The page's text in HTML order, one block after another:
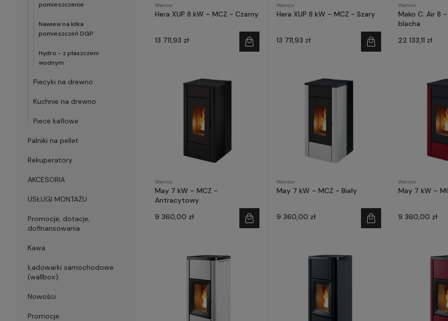
pomieszczenie
Nawiew na kilka
pomieszczeń DGP
Hydro - z płaszczem
wodnym
Piecyki na drewno
Kuchnie na drewno
Piece kaflowe
Palniki na pellet
Rekuperatory
AKCESORIA
USŁUGI MONTAŻU
Promocje, dotacje,
dofinansowania
Kawa
Ładowarki samochodowe
(wallbox)
Nowości
Promocje
Wentor
Hera XUP 8 kW – MCZ - Czarny
13 711,93 zł
Wentor
Hera XUP 8 kW – MCZ - Szary
13 711,93 zł
Wentor
Mako C. Air 8
blacha
22 133,11 zł
Wentor
May 7 kW – MCZ -
Antracytowy
9 360,00 zł
Wentor
May 7 kW – MCZ - Biały
9 360,00 zł
Wentor
May 7 kW –
9 360,00 zł